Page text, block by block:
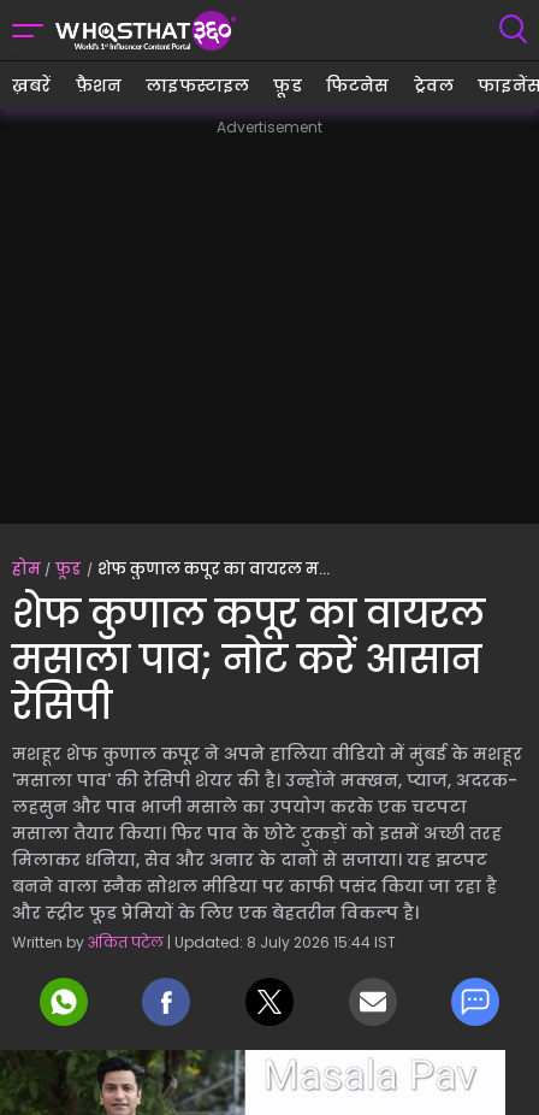
ख़बरें फ़ैशन लाइफस्टाइल फ़ूड फिटनेस ट्रेवल
Advertisement
होम फ़ूड शेफ कुणाल कपूर का वायरल मसाला पाव; नोट करें आसान रेसिपी
शेफ कुणाल कपूर का वायरल
मसाला पाव; नोट करें आसान
रेसिपी
मशहूर शेफ कुणाल कपूर ने अपने हालिया वीडियो में मुंबई के मशहूर
'मसाला पाव' की रेसिपी शेयर की है। उन्होंने मक्खन, प्याज, अदरक-
लहसुन और पाव भाजी मसाले का उपयोग करके एक चटपटा
मसाला तैयार किया। फिर पाव के छोटे टुकड़ों को इसमें अच्छी तरह
मिलाकर धनिया, सेव और अनार के दानों से सजाया। यह झटपट
बनने वाला स्नैक सोशल मीडिया पर काफी पसंद किया जा रहा है
और स्ट्रीट फूड प्रेमियों के लिए एक बेहतरीन विकल्प है।
Written byअंकित पटेल | Updated: 8 July 2026 15:44 IST